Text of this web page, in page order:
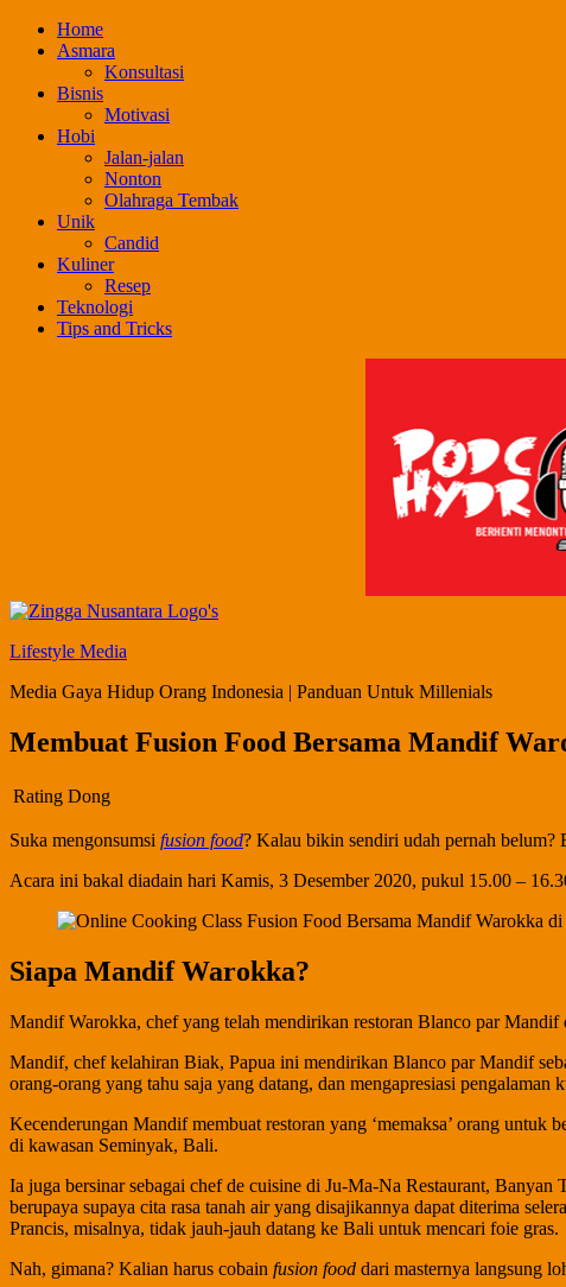
Skip
Home
Asmara
Konsultasi
Bisnis
Motivasi
Hobi
Jalan-jalan
Nonton
Olahraga Tembak
Unik
Candid
Kuliner
Resep
Teknologi
Tips and Tricks
Lifestyle Media
Media Gaya Hidup Orang Indonesia | Panduan Untuk Millenials
Membuat Fusion Food Bersama Mandif
Rating Dong
Suka mengonsumsi fusion food? Kalau bikin sendiri udah pernah belum?
Acara ini bakal diadain hari Kamis, 3 Desember 2020, pukul 15.00 –
Siapa Mandif Warokka?
Mandif Warokka, chef yang telah mendirikan restoran Blanco par
Mandif, chef kelahiran Biak, Papua ini mendirikan Blanco par Mandif
orang-orang yang tahu saja yang datang, dan mengapresiasi pengalaman
Kecenderungan Mandif membuat restoran yang ‘memaksa’ orang
di kawasan Seminyak, Bali.
Ia juga bersinar sebagai chef de cuisine di Ju-Ma-Na Restaurant,
berupaya supaya cita rasa tanah air yang disajikannya dapat diterima
Prancis, misalnya, tidak jauh-jauh datang ke Bali untuk mencari foie gras.
Nah, gimana? Kalian harus cobain fusion food dari masternya langsung